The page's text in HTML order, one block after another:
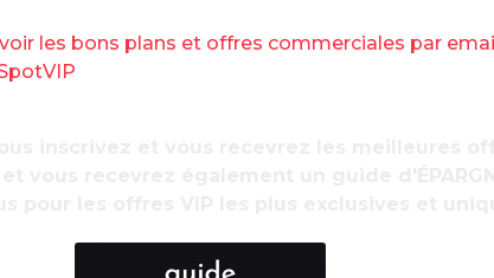
cigarettes
Le prix des paquets, dont
50 centimes à 1 euro, pour ainsi
Camel Filters, News Rouge ou
coût du paquet du paquet de Philip
euros. Quant à celui du paquet de
les bons plans et offres commerciales par